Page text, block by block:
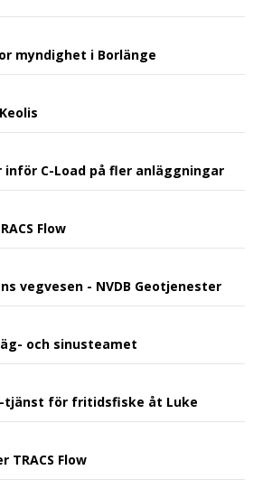
myndighet i Borlänge
inför C-Load på fler anläggningar
Flow
vegvesen - NVDB Geotjenester
och sinusteamet
tjänst för fritidsfiske åt Luke
TRACS Flow